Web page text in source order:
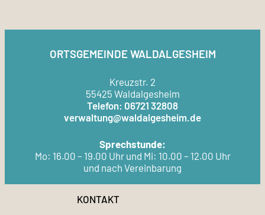
ORTSGEMEINDE WALDALGESHEIM
Kreuzstr. 2
55425 Waldalgesheim
Telefon: 06721 32808
verwaltung@waldalgesheim.de
Sprechstunde:
Mo: 16.00 – 19.00 Uhr und Mi: 10.00 – 12.00 Uhr
und nach Vereinbarung
KONTAKT